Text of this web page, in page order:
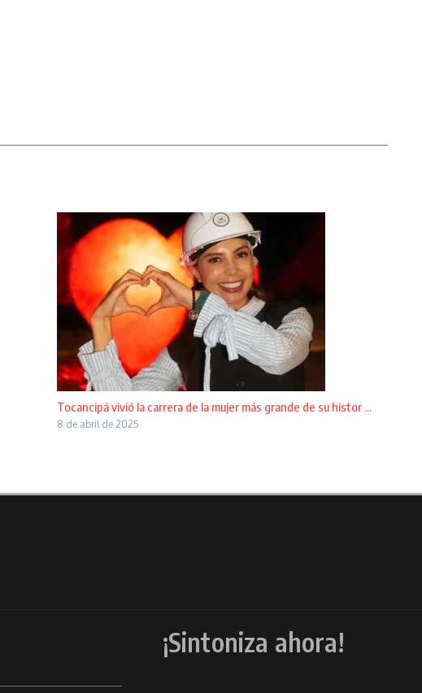
Tocancipá vivió la carrera de la mujer más grande de su histor ...
8 de abril de 2025
¡Sintoniza ahora!